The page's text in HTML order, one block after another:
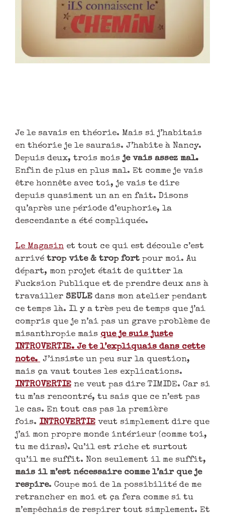
Je le savais en théorie. Mais si j’habitais
en théorie je le saurais. J’habite à Nancy.
Depuis deux, trois moisje vais assez mal.
Enfin de plus en plus mal. Et comme je vais
être honnête avec toi, je vais te dire
depuis quasiment un an en fait. Disons
qu’après une période d’euphorie, la
descendante a été compliquée.
Le Magasin et tout ce qui est découle c’est
arrivé trop vite & trop fort pour moi. Au
départ, mon projet était de quitter la
Fucksion Publique et de prendre deux ans à
travailler SEULE dans mon atelier pendant
ce temps là. Il y a très peu de temps que j’ai
compris que je n’ai pas un grave problème de
misanthropie mais que je suis juste
INTROVERTIE. Je te l’expliquais dans cette
note. J’insiste un peu sur la question,
mais ça vaut toutes les explications.
INTROVERTIE ne veut pas dire TIMIDE. Car si
tu m’as rencontré, tu sais que ce n’est pas
le cas. En tout cas pas la première
fois. INTROVERTIE veut simplement dire que
j’ai mon propre monde intérieur (comme toi,
tu me diras). Qu’il est riche et surtout
qu’il me suffit. Non seulement il me suffit,
mais il m’est nécessaire comme l’air que je
respire. Coupe moi de la possibilité de me
retrancher en moi et ça fera comme si tu
m’empêchais de respirer tout simplement. Et